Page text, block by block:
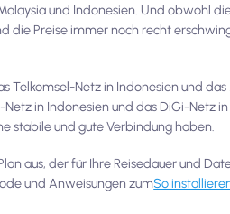
und Indonesien. Und obwohl
die Preise immer noch recht
Netz in Indonesien und
in Indonesien und das DiGi-Netz
stabile und gute Verbindung haben.
aus, der für Ihre Reisedauer und
und Anweisungen zumSo